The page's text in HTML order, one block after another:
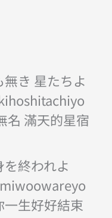
き 星たちよ
名 滿天的星宿
終われよ
生好好結束